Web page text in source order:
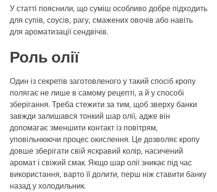
У статті пояснили, що суміш особливо добре підходить
для супів, соусів, рагу, смажених овочів або навіть
для ароматизації сендвічів.
Роль олії
Один із секретів заготовленого у такий спосіб кропу
полягає не лише в самому рецепті, а й у способі
зберігання. Треба стежити за тим, щоб зверху банки
завжди залишався тонкий шар олії, адже він
допомагає зменшити контакт із повітрям,
уповільнюючи процес окислення. Це дозволяє кропу
довше зберігати свій яскравий колір, насичений
аромат і свіжий смак. Якщо шар олії зникає під час
використання, варто її долити, перш ніж ставити банку
назад у холодильник.